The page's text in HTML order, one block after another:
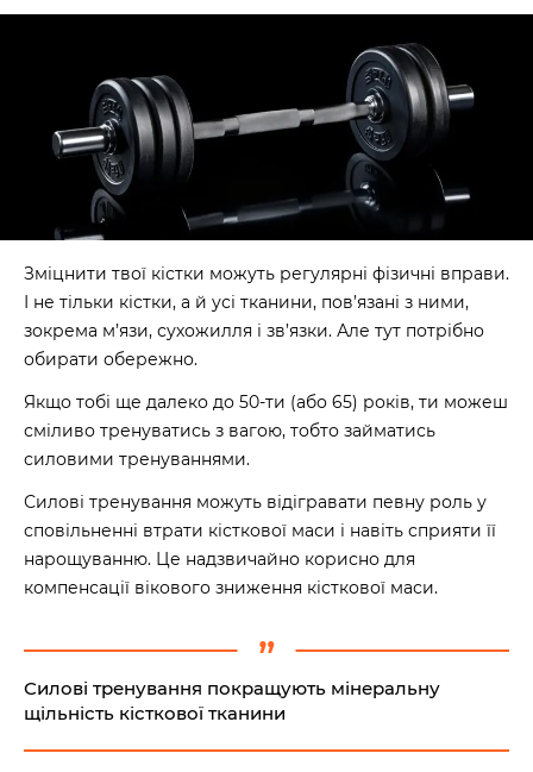
Зміцнити твої кістки можуть регулярні фізичні вправи.
І не тільки кістки, а й усі тканини, пов’язані з ними,
зокрема м’язи, сухожилля і зв’язки. Але тут потрібно
обирати обережно.
Якщо тобі ще далеко до 50-ти (або 65) років, ти можеш
сміливо тренуватись з вагою, тобто займатись
силовими тренуваннями.
Силові тренування можуть відігравати певну роль у
сповільненні втрати кісткової маси і навіть сприяти її
нарощуванню. Це надзвичайно корисно для
компенсації вікового зниження кісткової маси.
Силові тренування покращують мінеральну
щільність кісткової тканини